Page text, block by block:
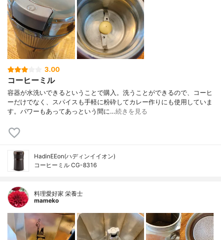
3.00
コーヒーミル
容器が水洗いできるということで購入。洗うことができるので、コーヒ
ーだけでなく、スパイスも手軽に粉砕してカレー作りにも使用していま
す。パワーもあってあっという間に…続きを見る
HadinEEon(ハディンイイオン)
コーヒーミル CG-8316
料理愛好家 栄養士
mameko